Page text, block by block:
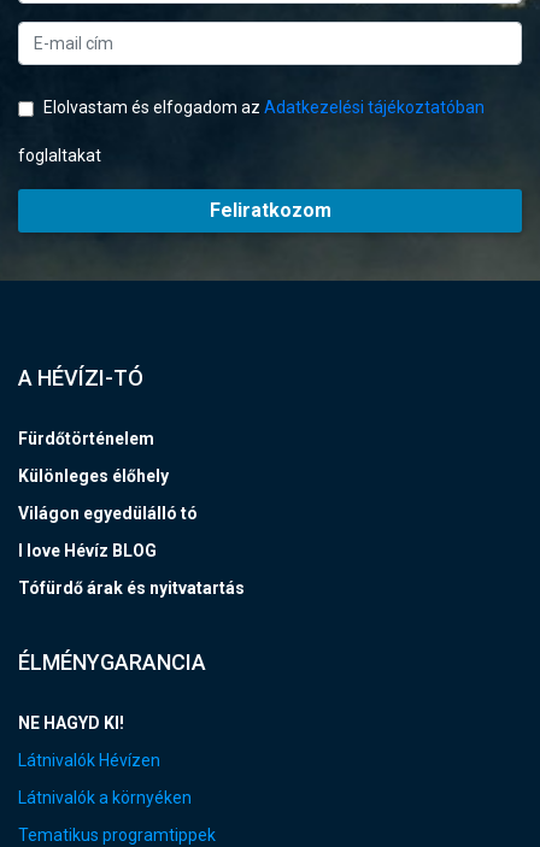
Elolvastam és elfogadom az Adatkezelési tájékoztatóban
foglaltakat
Feliratkozom
A HÉVÍZI-TÓ
Fürdőtörténelem
Különleges élőhely
Világon egyedülálló tó
I love Hévíz BLOG
Tófürdő árak és nyitvatartás
ÉLMÉNYGARANCIA
NE HAGYD KI!
Látnivalók Hévízen
Látnivalók a környéken
Tematikus programtippek